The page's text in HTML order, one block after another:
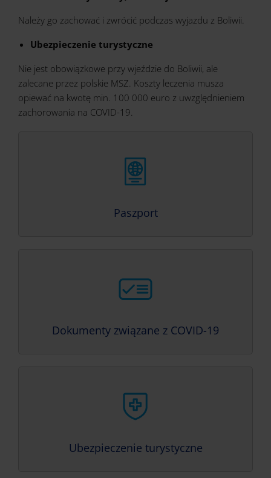
Należy go zachować i zwrócić podczas wyjazdu z Boliwii.
Ubezpieczenie turystyczne
Nie jest obowiązkowe przy wjeździe do Boliwii, ale
zalecane przez polskie MSZ. Koszty leczenia musza
opiewać na kwotę min. 100 000 euro z uwzględnieniem
zachorowania na COVID-19.
Paszport
Dokumenty związane z COVID-19
Ubezpieczenie turystyczne